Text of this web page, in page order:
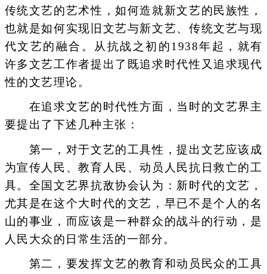
传统文艺的艺术性，如何造就新文艺的民族性，
也就是如何实现旧文艺与新文艺、传统文艺与现
代文艺的融合。从抗战之初的1938年起，就有
许多文艺工作者提出了既追求时代性又追求现代
性的文艺理论。
在追求文艺的时代性方面，当时的文艺界主
要提出了下述几种主张：
第一，对于文艺的工具性，提出文艺应该成
为宣传人民、教育人民、动员人民抗日救亡的工
具。全国文艺界抗敌协会认为：新时代的文艺，
尤其是在这个大时代的文艺，早已不是个人的名
山的事业，而应该是一种群众的战斗的行动，是
人民大众的日常生活的一部分。
第二，要发挥文艺的教育和动员民众的工具